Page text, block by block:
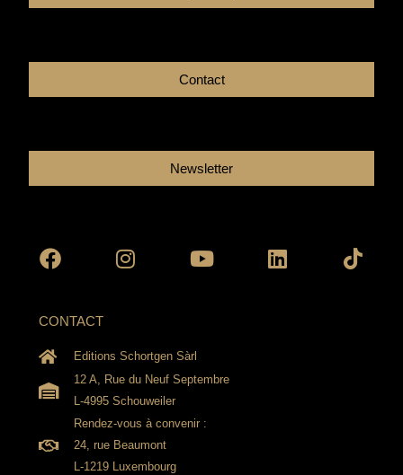
Contact
Newsletter
CONTACT
Editions Schortgen Sàrl
12 A, Rue du Neuf Septembre
L-4995 Schouweiler
Rendez-vous à convenir :
24, rue Beaumont
L-1219 Luxembourg